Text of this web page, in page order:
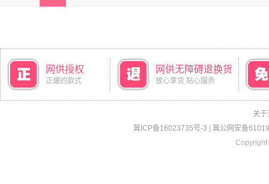
网供授权
正爆的款式
网供无障碍退换货
放心拿货 贴心服务
关于
冀ICP备16023735号-3
冀公网安备